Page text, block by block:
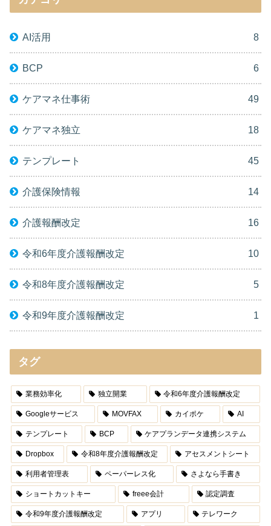
AI活用 8
BCP 6
ケアマネ仕事術 49
ケアマネ独立 18
テンプレート 45
介護保険情報 14
介護報酬改定 16
令和6年度介護報酬改定 10
令和8年度介護報酬改定 5
令和9年度介護報酬改定 1
タグ
業務効率化 独立開業 令和6年度介護報酬改定
Googleサービス MOVFAX カイポケ AI
テンプレート BCP ケアプランデータ連携システム
Dropbox 令和8年度介護報酬改定 アセスメントシート
利用者管理表 ペーパーレス化 さよなら手書き
ショートカットキー freee会計 認定調査
令和9年度介護報酬改定 アプリ テレワーク